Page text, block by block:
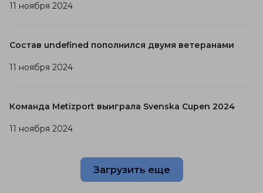
11 ноября 2024
Состав undefined пополнился двумя ветеранами
11 ноября 2024
Команда Metizport выиграла Svenska Cupen 2024
11 ноября 2024
Загрузить еще